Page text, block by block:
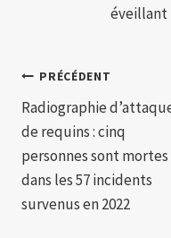
éveillant
Navigation
de
l’article
PRÉCÉDENT
Radiographie
de requins : cinq
personnes sont mortes
dans les 57 incidents
survenus en 2022